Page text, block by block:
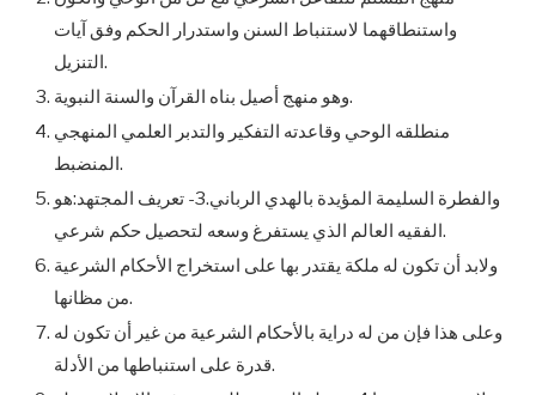
واستنطاقهما لاستنباط السنن واستدرار الحكم وفق آيات
التنزيل.
وهو منهج أصيل بناه القرآن والسنة النبوية.
منطلقه الوحي وقاعدته التفكير والتدبر العلمي المنهجي
المنضبط.
والفطرة السليمة المؤيدة بالهدي الرباني.3- تعريف المجتهد:هو
الفقيه العالم الذي يستفرغ وسعه لتحصيل حكم شرعي.
ولابد أن تكون له ملكة يقتدر بها على استخراج الأحكام الشرعية
من مظانها.
وعلى هذا فإن من له دراية بالأحكام الشرعية من غير أن تكون له
قدرة على استنباطها من الأدلة.